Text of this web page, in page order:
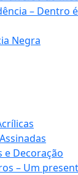
– Dentro
Negra
e Decoração
– Um